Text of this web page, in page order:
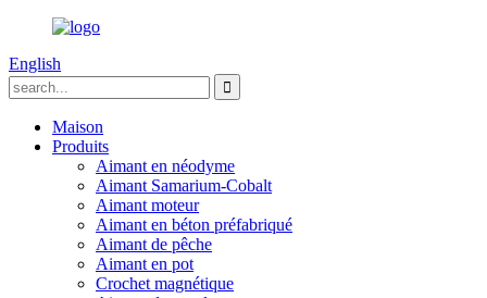
English
Maison
Produits
Aimant en néodyme
Aimant Samarium-Cobalt
Aimant moteur
Aimant en béton préfabriqué
Aimant de pêche
Aimant en pot
Crochet magnétique